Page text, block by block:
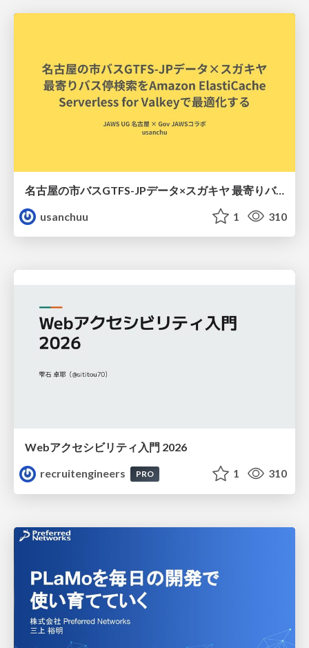
名古屋の市バスGTFS-JPデータ×スガキヤ 最寄りバス停検索をAmazon ElastiCache Serverless for Valkeyで最適化する
usanchuu
1 310
Webアクセシビリティ入門 2026
recruitengineers
PRO 1 310